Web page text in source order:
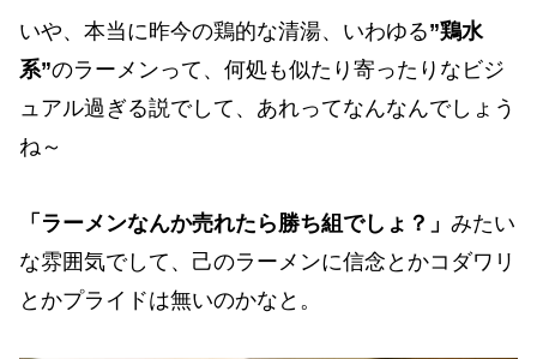
いや、本当に昨今の鶏的な清湯、いわゆる”鶏水
系”のラーメンって、何処も似たり寄ったりなビジ
ュアル過ぎる説でして、あれってなんなんでしょう
ね～
「ラーメンなんか売れたら勝ち組でしょ？」 みたい
な雰囲気でして、己のラーメンに信念とかコダワリ
とかプライドは無いのかなと。